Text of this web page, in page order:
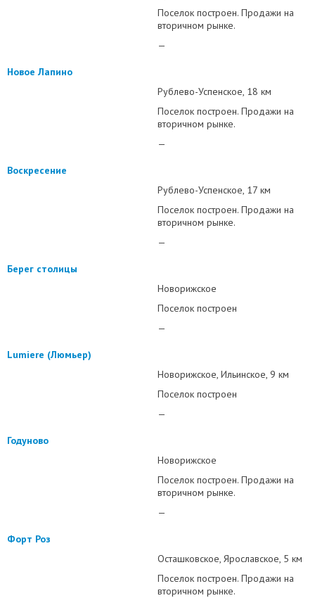
Поселок построен. Продажи на
вторичном рынке.
—
Новое Лапино
Рублево-Успенское 18 км
Поселок построен. Продажи на
вторичном рынке.
—
Воскресение
Рублево-Успенское 17 км
Поселок построен. Продажи на
вторичном рынке.
—
Берег столицы
Новорижское
Поселок построен
—
Lumiere (Люмьер)
Новорижское Ильинское 9 км
Поселок построен
—
Годуново
Новорижское
Поселок построен. Продажи на
вторичном рынке.
—
Форт Роз
Осташковское Ярославское 5 км
Поселок построен. Продажи на
вторичном рынке.